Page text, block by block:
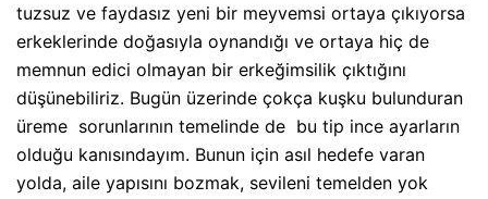
tuzsuz ve faydasız yeni bir meyvemsi ortaya çıkıyorsa
erkeklerinde doğasıyla oynandığı ve ortaya hiç de
memnun edici olmayan bir erkeğimsilik çıktığını
düşünebiliriz. Bugün üzerinde çokça kuşku bulunduran
üreme sorunlarının temelinde de bu tip ince ayarların
olduğu kanısındayım. Bunun için asıl hedefe varan
yolda, aile yapısını bozmak, sevileni temelden yok